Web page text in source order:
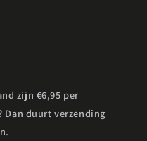
zijn €6,95 per
Dan duurt verzending